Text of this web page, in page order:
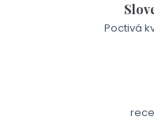
Poctivá